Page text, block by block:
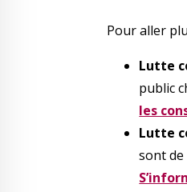
Pour aller
Lutte
public
les
Lutte
sont